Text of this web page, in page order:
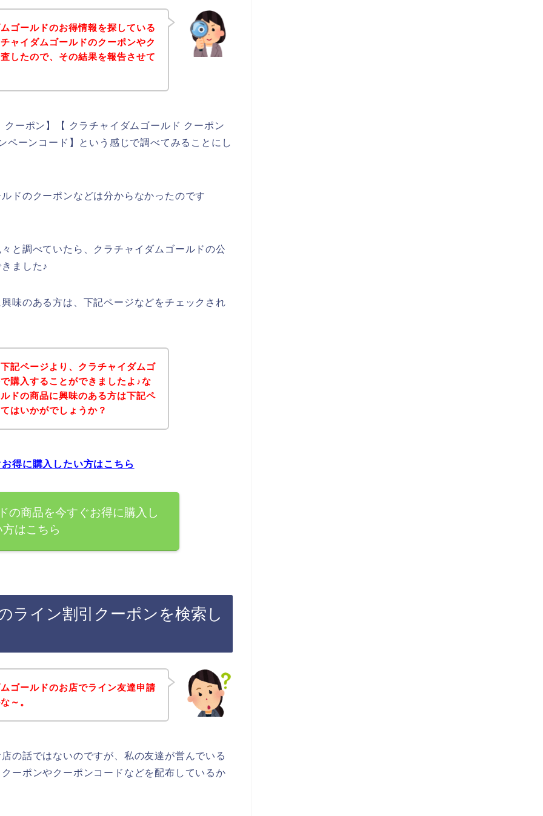
ゴールドのお得情報を探している
ャイダムゴールドのクーポンやク
したので、その結果を報告させて
ーポン】【 クラチャイダムゴールド クーポン
ペーンコード】という感じで調べてみることにし
ドのクーポンなどは分からなかったのです
と調べていたら、クラチャイダムゴールドの公
ました♪
味のある方は、下記ページなどをチェックされ
記ページより、クラチャイダムゴ
購入することができましたよ♪な
ドの商品に興味のある方は下記ペ
はいかがでしょうか？
得に購入したい方はこちら
の商品を今すぐお得に購入し
方はこちら
ライン割引クーポンを検索し
ゴールドのお店でライン友達申請
～。
の話ではないのですが、私の友達が営んでいる
ーポンやクーポンコードなどを配布しているか